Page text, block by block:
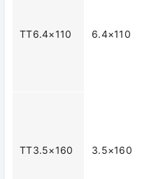
TT6.4×110 6.4×110
TT3.5×160 3.5×160